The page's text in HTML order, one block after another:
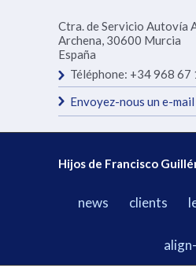
Ctra. de Servicio Autovía
Archena, 30600 Murcia
España
Téléphone: +34 968 67
Envoyez-nous un e-mail
Hijos de Francisco
clients
news